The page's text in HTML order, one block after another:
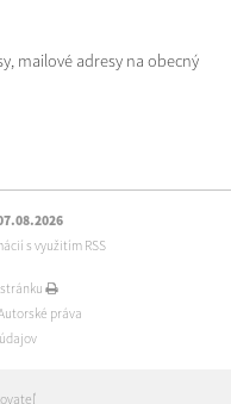
mailové adresy na obecný
s využitím RSS
práva